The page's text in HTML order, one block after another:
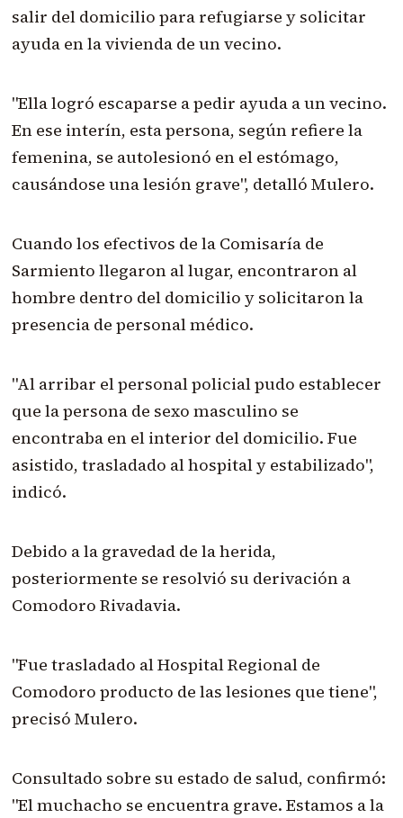
salir del domicilio para refugiarse y solicitar
ayuda en la vivienda de un vecino.
"Ella logró escaparse a pedir ayuda a un vecino.
En ese interín, esta persona, según refiere la
femenina, se autolesionó en el estómago,
causándose una lesión grave", detalló Mulero.
Cuando los efectivos de la Comisaría de
Sarmiento llegaron al lugar, encontraron al
hombre dentro del domicilio y solicitaron la
presencia de personal médico.
"Al arribar el personal policial pudo establecer
que la persona de sexo masculino se
encontraba en el interior del domicilio. Fue
asistido, trasladado al hospital y estabilizado",
indicó.
Debido a la gravedad de la herida,
posteriormente se resolvió su derivación a
Comodoro Rivadavia.
"Fue trasladado al Hospital Regional de
Comodoro producto de las lesiones que tiene",
precisó Mulero.
Consultado sobre su estado de salud, confirmó:
"El muchacho se encuentra grave. Estamos a la